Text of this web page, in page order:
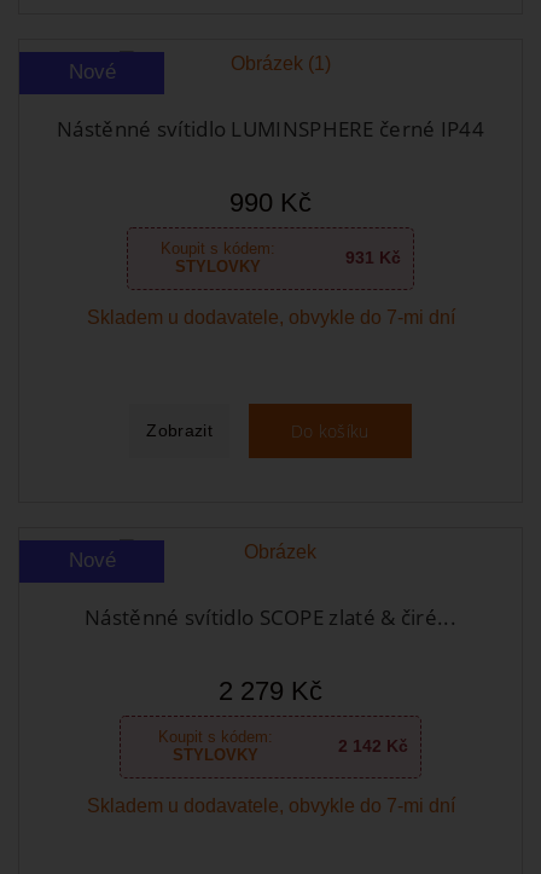
Nové
Nástěnné svítidlo LUMINSPHERE černé IP44
990 Kč
Koupit s kódem:
STYLOVKY
931 Kč
Skladem u dodavatele, obvykle do 7-mi dní
Zobrazit Do košíku
Nové
Nástěnné svítidlo SCOPE zlaté & čiré...
2 279 Kč
Koupit s kódem:
STYLOVKY
2 142 Kč
Skladem u dodavatele, obvykle do 7-mi dní